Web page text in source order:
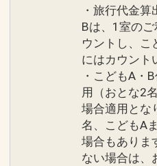
・旅行代金算
Bは、1室の
ウントし、こ
にはカウント
・こどもA・
用（おとな2
場合適用とな
名、こどもA
場合もありま
ない場合は、